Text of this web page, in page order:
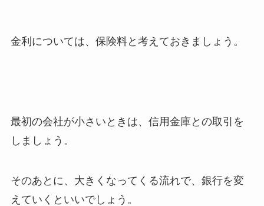
金利については、保険料と考えておきましょう。
最初の会社が小さいときは、信用金庫との取引を
しましょう。
そのあとに、大きくなってくる流れで、銀行を変
えていくといいでしょう。